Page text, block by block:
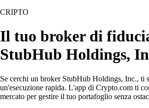
CRIPTO
Il tuo broker di
StubHub Holdings,
Se cerchi un broker StubHub Holdings, Inc., ti
un'esecuzione rapida. L'app di Crypto.com ti
mercato per gestire il tuo portafoglio senza